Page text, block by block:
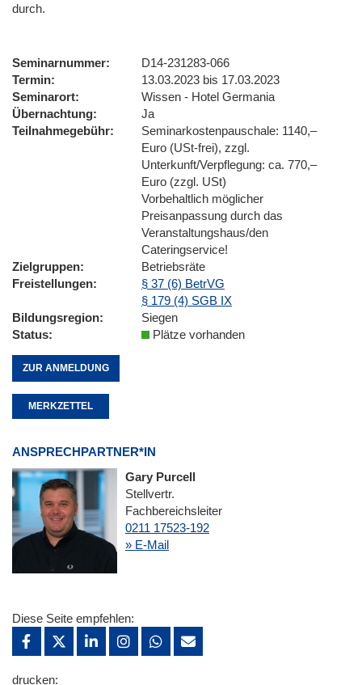
durch.
Seminarnummer
D14-231283-066
Termin
13.03.2023 bis 17.03.2023
Seminarort
Wissen - Hotel Germania
Übernachtung
Ja
Teilnahmegebühr
Seminarkostenpauschale: 1140,–
Euro (USt-frei), zzgl.
Unterkunft/Verpflegung: ca. 770,–
Euro (zzgl. USt)
Vorbehaltlich möglicher
Preisanpassung durch das
Veranstaltungshaus/den
Cateringservice!
Zielgruppen
Betriebsräte
Freistellungen
§ 37 (6) BetrVG
§ 179 (4) SGB IX
Bildungsregion
Siegen
Status
Plätze vorhanden
ZUR ANMELDUNG
MERKZETTEL
ANSPRECHPARTNER*IN
Gary Purcell
Stellvertr.
Fachbereichsleiter
0211 17523-192
» E-Mail
Diese Seite empfehlen:
drucken: